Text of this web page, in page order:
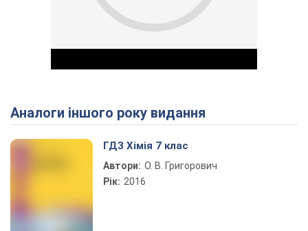
Play Video
Аналоги іншого року видання
ГДЗ Хімія 7 клас
Автори: О. В. Григорович
Рік: 2016